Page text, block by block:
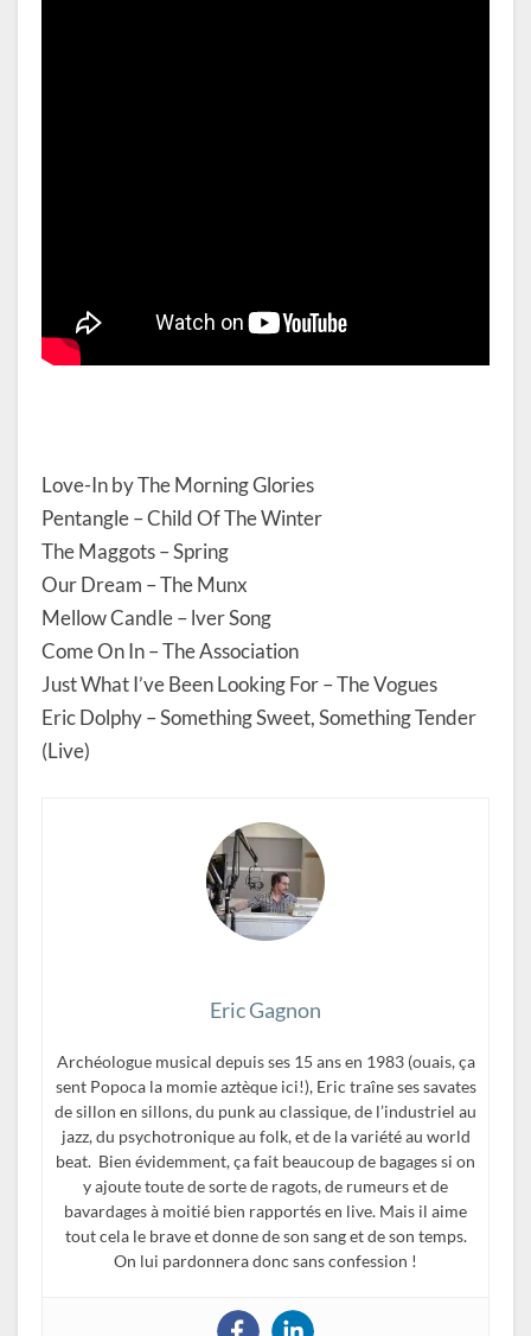
Love-In by The Morning Glories
Pentangle – Child Of The Winter
The Maggots – Spring
Our Dream – The Munx
Mellow Candle – lver Song
Come On In – The Association
Just What I’ve Been Looking For – The Vogues
Eric Dolphy – Something Sweet, Something Tender
(Live)
Eric Gagnon
Archéologue musical depuis ses 15 ans en 1983 (ouais, ça
sent Popoca la momie aztèque ici!), Eric traîne ses savates
de sillon en sillons, du punk au classique, de l’industriel au
jazz, du psychotronique au folk, et de la variété au world
beat. Bien évidemment, ça fait beaucoup de bagages si on
y ajoute toute de sorte de ragots, de rumeurs et de
bavardages à moitié bien rapportés en live. Mais il aime
tout cela le brave et donne de son sang et de son temps.
On lui pardonnera donc sans confession !